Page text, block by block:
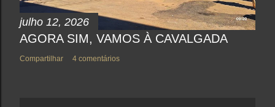
julho 12, 2026
AGORA SIM, VAMOS À CAVALGADA
Compartilhar 4 comentários